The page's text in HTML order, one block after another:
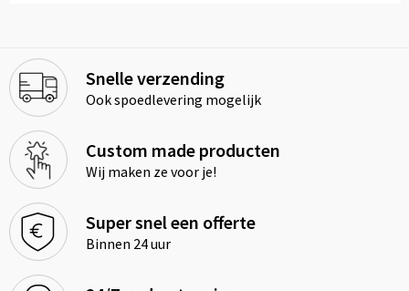
Snelle verzending
Ook spoedlevering mogelijk
Custom made producten
Wij maken ze voor je!
Super snel een offerte
Binnen 24 uur